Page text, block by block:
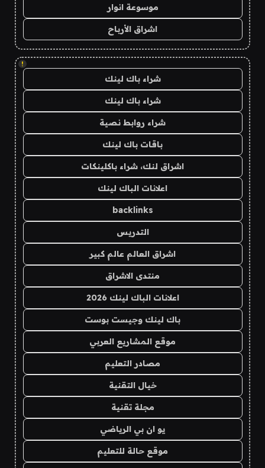
موسوعة انوار
اشراق الأرباح
!
شراء باك لينك
شراء باك لينك
شراء روابط نصية
باقات باك لينك
اشراق لنك، شراء باكلينكات
اعلانات الباك لينك
backlinks
التدريس
اشراق العالم عالم كبير
منتدى الاشراق
اعلانات الباك لينك 2026
باك لينك وجيست بوست
موقع المشاريع العربي
مصادر التعليم
خيال التقنية
مجلة تقنية
يو ان بي الرياضي
موقع حالة للتعليم